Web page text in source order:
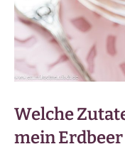
Welche
mein